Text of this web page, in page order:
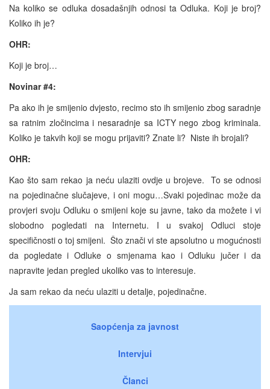
Na koliko se odluka dosadašnjih odnosi ta Odluka. Koji je broj?
Koliko ih je?
OHR:
Koji je broj…
Novinar #4:
Pa ako ih je smijenio dvjesto, recimo sto ih smijenio zbog saradnje
sa ratnim zločincima i nesaradnje sa ICTY nego zbog kriminala.
Koliko je takvih koji se mogu prijaviti? Znate li? Niste ih brojali?
OHR:
Kao što sam rekao ja neću ulaziti ovdje u brojeve. To se odnosi
na pojedinačne slučajeve, i oni mogu…Svaki pojedinac može da
provjeri svoju Odluku o smijeni koje su javne, tako da možete i vi
slobodno pogledati na Internetu. I u svakoj Odluci stoje
specifičnosti o toj smijeni. Što znači vi ste apsolutno u mogućnosti
da pogledate i Odluke o smjenama kao i Odluku jučer i da
napravite jedan pregled ukoliko vas to interesuje.
Ja sam rekao da neću ulaziti u detalje, pojedinačne.
Saopćenja za javnost
Intervjui
Članci